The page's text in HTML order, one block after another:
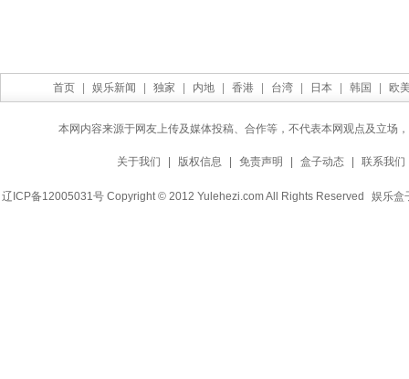
首页 娱乐新闻 独家 内地 香港 台湾 日本 韩国 欧
本网内容来源于网友上传及媒体投稿、合作等，不代表本网观点及立场
关于我们 版权信息 免责声明 盒子动态 联系我们
辽ICP备12005031号 Copyright © 2012 Yulehezi.com All Rights Reserved 娱乐盒